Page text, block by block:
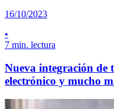
16/10/2023
•
7 min. lectura
Nueva integración de
electrónico y mucho